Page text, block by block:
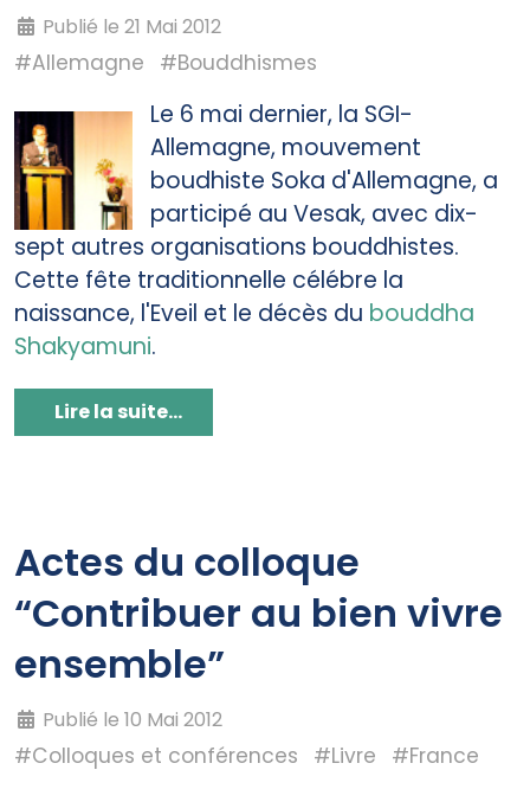
Publié le 21 Mai 2012
#Allemagne #Bouddhismes
Le 6 mai dernier, la SGI-
Allemagne, mouvement
boudhiste Soka d'Allemagne, a
participé au Vesak, avec dix-
sept autres organisations bouddhistes.
Cette fête traditionnelle célébre la
naissance, l'Eveil et le décès du bouddha
Shakyamuni.
Lire la suite...
Actes du colloque
“Contribuer au bien vivre
ensemble”
Publié le 10 Mai 2012
#Colloques et conférences #Livre #France